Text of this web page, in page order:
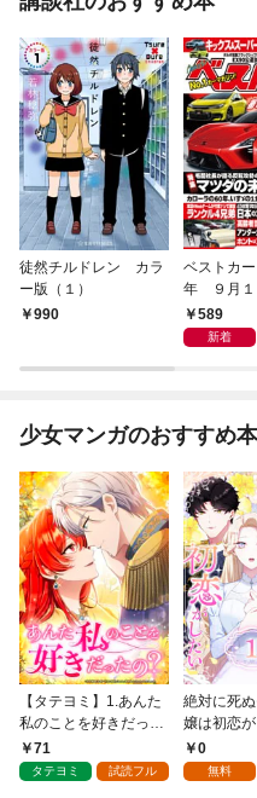
徒然チルドレン カラ
ー版（１）
990
ベストカ
年 ９月１
589
新着
少女マンガのおすすめ本
【タテヨミ】1.あんた
私のことを好きだった
の？
71
タテヨミ 試読フル
絶対に死
嬢は初恋
話0
無料